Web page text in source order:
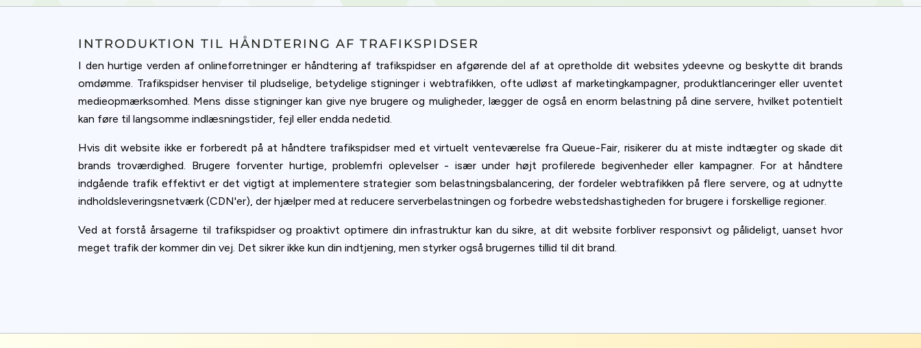
INTRODUKTION TIL HÅNDTERING AF TRAFIKSPIDSER
I den hurtige verden af onlineforretninger er håndtering af trafikspidser en afgørende del af at opretholde dit websites ydeevne og beskytte dit brands
omdømme. Trafikspidser henviser til pludselige, betydelige stigninger i webtrafikken, ofte udløst af marketingkampagner, produktlanceringer eller uventet
medieopmærksomhed. Mens disse stigninger kan give nye brugere og muligheder, lægger de også en enorm belastning på dine servere, hvilket potentielt
kan føre til langsomme indlæsningstider, fejl eller endda nedetid.
Hvis dit website ikke er forberedt på at håndtere trafikspidser med et virtuelt venteværelse fra Queue-Fair, risikerer du at miste indtægter og skade dit
brands troværdighed. Brugere forventer hurtige, problemfri oplevelser - især under højt profilerede begivenheder eller kampagner. For at håndtere
indgående trafik effektivt er det vigtigt at implementere strategier som belastningsbalancering, der fordeler webtrafikken på flere servere, og at udnytte
indholdsleveringsnetværk (CDN'er), der hjælper med at reducere serverbelastningen og forbedre webstedshastigheden for brugere i forskellige regioner.
Ved at forstå årsagerne til trafikspidser og proaktivt optimere din infrastruktur kan du sikre, at dit website forbliver responsivt og pålideligt, uanset hvor
meget trafik der kommer din vej. Det sikrer ikke kun din indtjening, men styrker også brugernes tillid til dit brand.
Settings Accept